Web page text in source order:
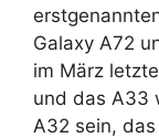
Galaxy A72
im März
und das A33
A32 sein,